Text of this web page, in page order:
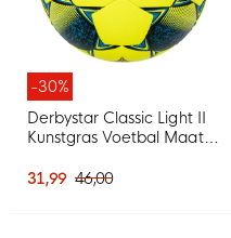
-30%
Derbystar Classic Light II
Kunstgras Voetbal Maat 5
31,99 46,00